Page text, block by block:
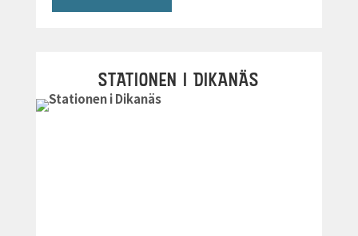
STATIONEN I DIKANÄS